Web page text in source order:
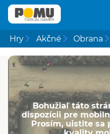
Hry Akčné Obrana
Bohužiaľ táto
dispozícii pre
Prosím, uistite sa